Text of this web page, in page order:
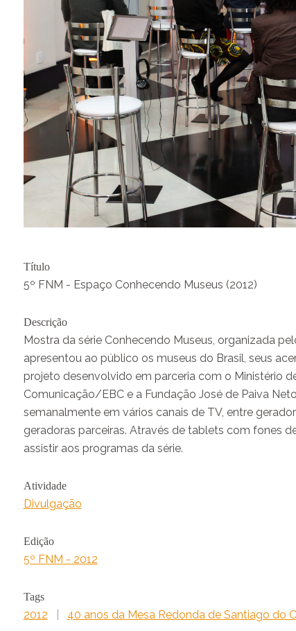
Título
5º FNM - Espaço Conhecendo Museus (2012)
Descrição
Mostra da série Conhecendo Museus, organizada
apresentou ao público os museus do Brasil, seus
projeto desenvolvido em parceria com o Ministério
Comunicação/EBC e a Fundação José de Paiva
semanalmente em vários canais de TV, entre
geradoras parceiras. Através de tablets com fones
assistir aos programas da série.
Atividade
Divulgação
Edição
5º FNM - 2012
Tags
2012 40 anos da Mesa Redonda de Santiago do